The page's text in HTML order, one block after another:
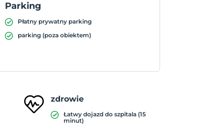
Parking
Płatny prywatny parking
parking (poza obiektem)
zdrowie
Łatwy dojazd do szpitala (15
minut)